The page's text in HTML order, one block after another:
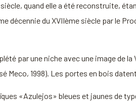
quand elle a été reconstruite,
décennie du XVIIème siècle par le
par une niche avec une image de la
Meco, 1998). Les portes en bois datent
«Azulejos» bleues et jaunes de